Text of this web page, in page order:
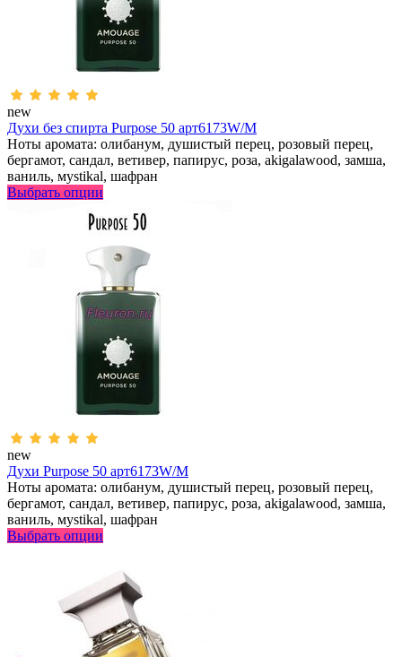
new
Духи без спирта Purpose 50 арт6173W/M
Ноты аромата: олибанум, душистый перец, розовый перец,
бергамот, сандал, ветивер, папирус, роза, аkigalawood, замша,
ваниль, мystikal, шафран
Выбрать опции
new
Духи Purpose 50 арт6173W/M
Ноты аромата: олибанум, душистый перец, розовый перец,
бергамот, сандал, ветивер, папирус, роза, аkigalawood, замша,
ваниль, мystikal, шафран
Выбрать опции